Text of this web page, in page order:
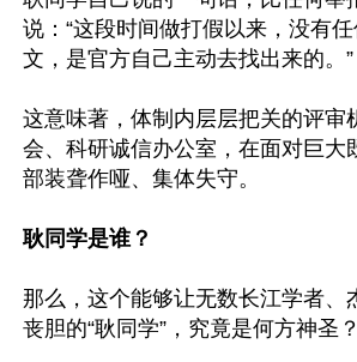
说：“这段时间做打假以来，没有
文，是官方自己主动去找出来的。”
这意味著，体制内层层把关的评审
会、科研诚信办公室，在面对巨大
部装聋作哑、集体失守。
耿同学是谁？
那么，这个能够让无数长江学者、
丧胆的“耿同学”，究竟是何方神圣？